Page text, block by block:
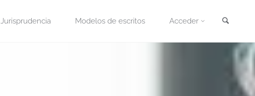
Jurisprudencia Modelos de escritos Acceder